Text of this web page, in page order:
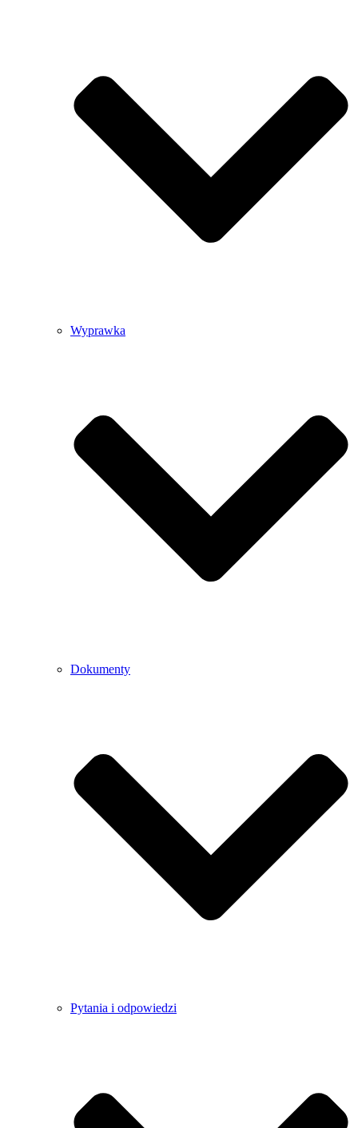
Wyprawka
Dokumenty
Pytania i odpowiedzi